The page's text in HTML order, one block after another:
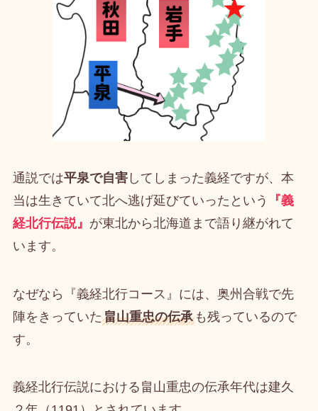
通説では平泉で自害してしまった義経ですが、本
当は生きていて北へ逃げ延びていったという
『義
経北行伝説』 が東北から北海道まで語り継がれて
います。
なぜなら『義経北行コース』には、奥州合戦で先
陣をきっていた畠山重忠の伝承も残っているので
す。
義経北行伝説における畠山重忠の伝承年代は建久